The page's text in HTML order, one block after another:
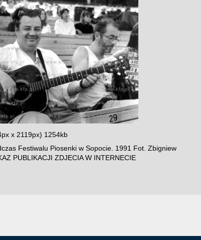
x 2119px) 1254kb
Festiwalu Piosenki w Sopocie. 1991 Fot. Zbigniew
PUBLIKACJI ZDJECIA W INTERNECIE